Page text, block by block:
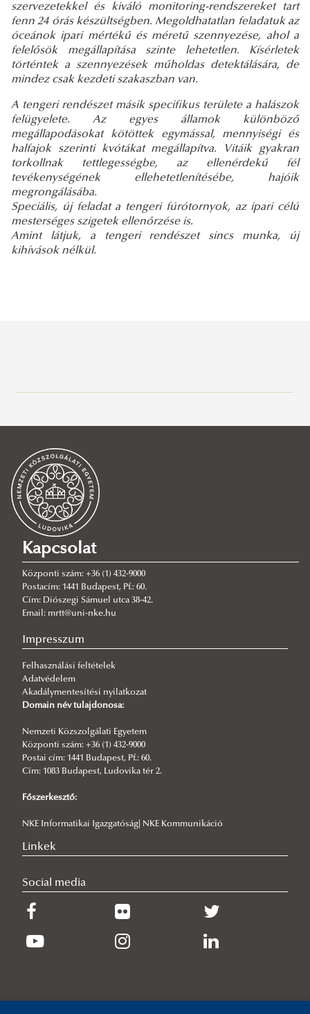
Terrorizmus a számok tükrében
Idegen és visszatérő harcosok - Európai ajánlások
gyűjteménye
Idegenrendészet és válságkezelés
Rendészeti mélységi ellenőrzés
Absztraktkötet
Verziók - Tanulmányok a 60 éves dr. Anti Csaba László
rendőr alezredes tiszteletére.
Szemelvények a XXI. századi terrorizmus kihívásaiból
Tudományos Feuilleton
Tájékoztató a megjelent írásokkal kapcsolatban
NYERŐ HELYZETBEN Világvége kontra tudomány
Kapitulál a jogrend?
Az európai kultúrkör és az iszlám A KÖVETENDŐ(?) ÚT
Fenntartható-e a fejlődés?
Az összehasonlító rendészettudomány időszerűségéről
COVID Sűrített levegős oltópisztolyok
Bevezetés a jogi kultúra világába
Világűr
Rendészet a tengeren
Rendészet a tengeren - II.
A menekültkérdés határon túli megoldásai az egyesült
szervezetekkel és kiváló monitoring-rendszereket tart
fenn 24 órás készültségben. Megoldhatatlan feladatuk az
óceánok ipari mértékű és méretű szennyezése, ahol a
felelősök megállapítása szinte lehetetlen. Kísérletek
történtek a szennyezések műholdas detektálására, de
mindez csak kezdeti szakaszban van.
A tengeri rendészet másik specifikus területe a halászok
felügyelete. Az egyes államok különböző
megállapodásokat kötöttek egymással, mennyiségi és
halfajok szerinti kvótákat megállapítva. Vitáik gyakran
torkollnak tettlegességbe, az ellenérdekű fél
tevékenységének ellehetetlenítésébe, hajóik
megrongálásába.
Speciális, új feladat a tengeri fúrótornyok, az ipari célú
mesterséges szigetek ellenőrzése is.
Amint látjuk, a tengeri rendészet sincs munka, új
kihívások nélkül.
Kapcsolat
Központi szám: +36 (1) 432-9000
Postacím: 1441 Budapest, Pf.: 60.
Cím: Diószegi Sámuel utca 38-42.
Email: mrtt@uni-nke.hu
Impresszum
Felhasználási feltételek
Adatvédelem
Akadálymentesítési nyilatkozat
Domain név tulajdonosa:
Nemzeti Közszolgálati Egyetem
Központi szám: +36 (1) 432-9000
Postai cím: 1441 Budapest, Pf.: 60.
Cím: 1083 Budapest, Ludovika tér 2.
Főszerkesztő:
NKE Informatikai Igazgatóság| NKE Kommunikáció
Linkek
Social media